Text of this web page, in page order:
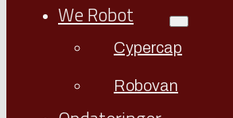
We Robot
Cypercap
Robovan